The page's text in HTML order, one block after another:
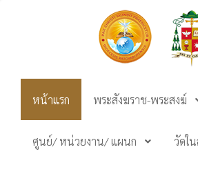
หน้าแรก พระสังฆราช-พระสงฆ์
ศูนย์/ หน่วยงาน/ แผนก วัดใ